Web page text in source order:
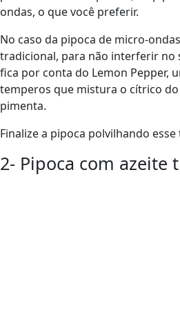
ondas, o que você preferir.
No caso da pipoca de micro-
tradicional, para não interferir no
fica por conta do Lemon Pepper,
temperos que mistura o cítrico
pimenta.
Finalize a pipoca polvilhando
2- Pipoca com azeite